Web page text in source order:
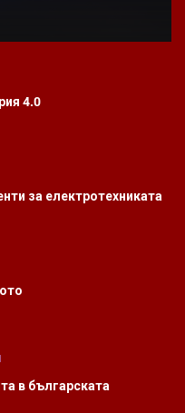
4.0
за електротехниката
в българската